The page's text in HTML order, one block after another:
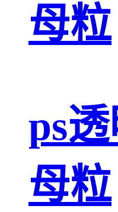
母粒
ps
母粒